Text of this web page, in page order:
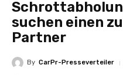
suchen einen
Partner
By CarPr-Presseverteiler